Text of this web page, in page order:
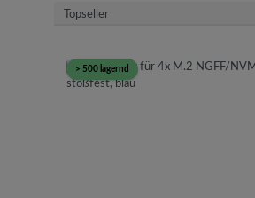
> 500 lagernd